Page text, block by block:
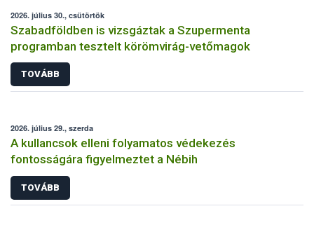
2026. július 30., csütörtök
Szabadföldben is vizsgáztak a Szupermenta
programban tesztelt körömvirág-vetőmagok
TOVÁBB
2026. július 29., szerda
A kullancsok elleni folyamatos védekezés
fontosságára figyelmeztet a Nébih
TOVÁBB